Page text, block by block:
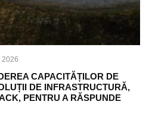
2026
CAPACITĂȚILOR DE
DE INFRASTRUCTURĂ,
PENTRU A RĂSPUNDE